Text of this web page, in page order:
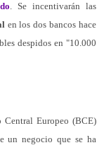
. Se incentivarán las
en los dos bancos hace
despidos en "10.000
Central Europeo (BCE)
un negocio que se ha